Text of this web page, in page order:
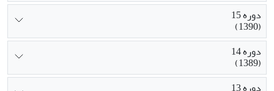
دوره 15
(1390)
دوره 14
(1389)